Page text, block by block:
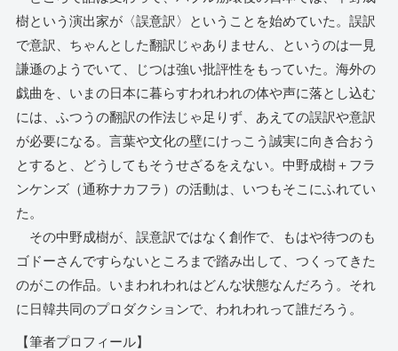
樹という演出家が〈誤意訳〉ということを始めていた。誤訳
で意訳、ちゃんとした翻訳じゃありません、というのは一見
謙遜のようでいて、じつは強い批評性をもっていた。海外の
戯曲を、いまの日本に暮らすわれわれの体や声に落とし込む
には、ふつうの翻訳の作法じゃ足りず、あえての誤訳や意訳
が必要になる。言葉や文化の壁にけっこう誠実に向き合おう
とすると、どうしてもそうせざるをえない。中野成樹＋フラ
ンケンズ（通称ナカフラ）の活動は、いつもそこにふれてい
た。
その中野成樹が、誤意訳ではなく創作で、もはや待つのも
ゴドーさんですらないところまで踏み出して、つくってきた
のがこの作品。いまわれわれはどんな状態なんだろう。それ
に日韓共同のプロダクションで、われわれって誰だろう。
【筆者プロフィール】